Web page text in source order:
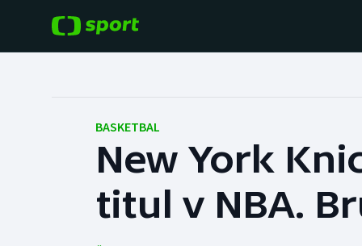
Hokej
Tenis
Baseball a softbal
Basketbal
BASKETBAL
New York
titul v NBA.